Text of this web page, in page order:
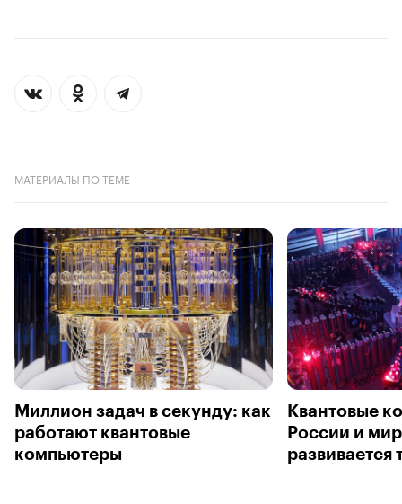
МАТЕРИАЛЫ ПО ТЕМЕ
Миллион задач в секунду: как
работают квантовые
компьютеры
Квантовые
России и
развивается